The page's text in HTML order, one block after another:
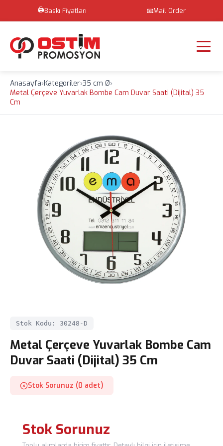
🖨️Baskı Fiyatları 📧Mail Order
Anasayfa›Kategoriler›35 cm Ø›
Metal Çerçeve Yuvarlak Bombe Cam Duvar Saati (Dijital) 35
Cm
Stok Kodu: 30248-D
Metal Çerçeve Yuvarlak Bombe Cam
Duvar Saati (Dijital) 35 Cm
Stok Sorunuz (0 adet)
Stok Sorunuz